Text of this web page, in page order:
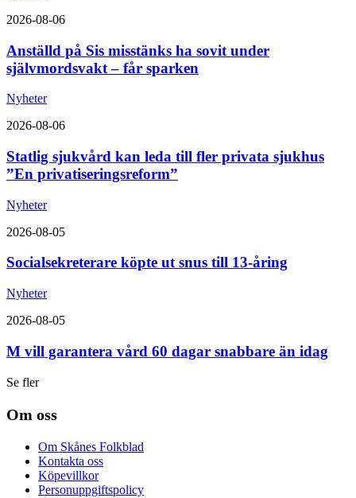
2026-08-06
Anställd på Sis misstänks ha sovit under
självmordsvakt – får sparken
Nyheter
2026-08-06
Statlig sjukvård kan leda till fler privata sjukhus
”En privatiseringsreform”
Nyheter
2026-08-05
Socialsekreterare köpte ut snus till 13-åring
Nyheter
2026-08-05
M vill garantera vård 60 dagar snabbare än idag
Se fler
Om oss
Om Skånes Folkblad
Kontakta oss
Köpevillkor
Personuppgiftspolicy